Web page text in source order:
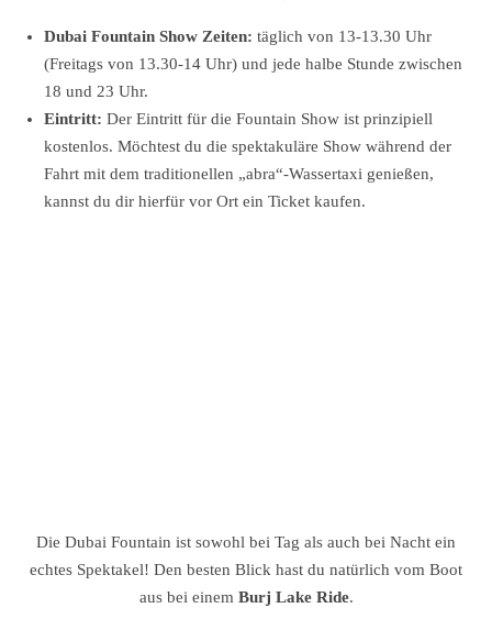
Dubai Fountain Show Zeiten: täglich von 13-13.30 Uhr
(Freitags von 13.30-14 Uhr) und jede halbe Stunde zwischen
18 und 23 Uhr.
Eintritt: Der Eintritt für die Fountain Show ist prinzipiell
kostenlos. Möchtest du die spektakuläre Show während der
Fahrt mit dem traditionellen „abra“-Wassertaxi genießen,
kannst du dir hierfür vor Ort ein Ticket kaufen.
Die Dubai Fountain ist sowohl bei Tag als auch bei Nacht ein
echtes Spektakel! Den besten Blick hast du natürlich vom Boot
aus bei einem Burj Lake Ride.